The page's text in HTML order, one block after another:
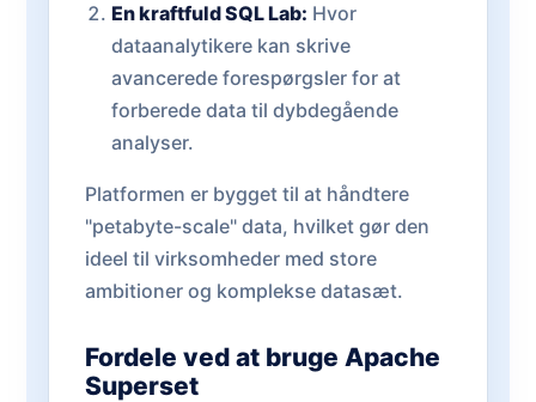
En kraftfuld SQL Lab: Hvor
dataanalytikere kan skrive
avancerede forespørgsler for at
forberede data til dybdegående
analyser.
Platformen er bygget til at håndtere
"petabyte-scale" data, hvilket gør den
ideel til virksomheder med store
ambitioner og komplekse datasæt.
Fordele ved at bruge Apache
Superset